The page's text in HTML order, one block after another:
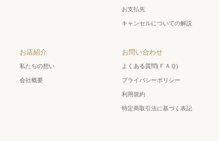
お支払先
キャンセルについての解説
お店紹介
私たちの想い
会社概要
お問い合わせ
よくある質問(ＦＡＱ)
プライバシーポリシー
利用規約
特定商取引法に基づく表記